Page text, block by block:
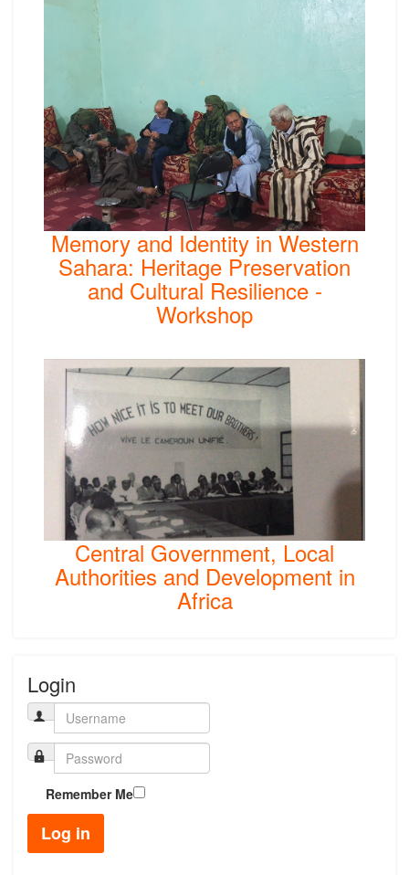
Memory and Identity in Western
Sahara: Heritage Preservation
and Cultural Resilience -
Workshop
Central Government, Local
Authorities and Development in
Africa
Login
Remember Me
Log in